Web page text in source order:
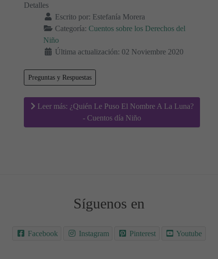
Detalles
Escrito por: Estefanía Morera
Categoría: Cuentos sobre los Derechos del
Niño
Última actualización: 02 Noviembre 2020
Preguntas y Respuestas
Leer más: ¿Quién Le Puso El Nombre A La Luna?
- Cuentos día Niño
Síguenos en
Facebook Instagram Pinterest Youtube